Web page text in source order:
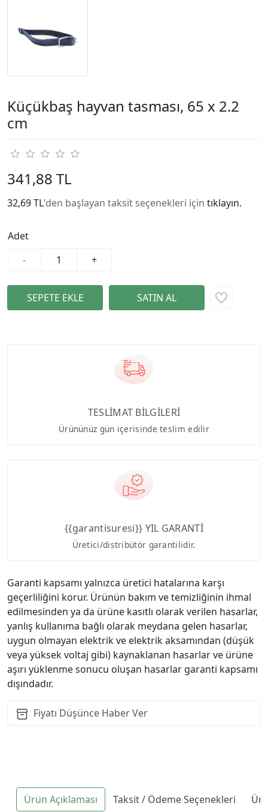
Küçükbaş hayvan tasması, 65 x 2.2
cm
341,88 TL
32,69 TL'den başlayan taksit seçenekleri için tıklayın.
Adet
-
+
TESLİMAT BİLGİLERİ
Ürününüz gün içerisinde teslim edilir
{{garantisuresi}} YIL GARANTİ
Üretici/distribütör garantilidir.
Garanti kapsamı yalnızca üretici hatalarına karşı
geçerliliğini korur. Ürünün bakım ve temizliğinin ihmal
edilmesinden ya da ürüne kasıtlı olarak verilen hasarlar,
yanlış kullanıma bağlı olarak meydana gelen hasarlar,
uygun olmayan elektrik ve elektrik aksamından (düşük
veya yüksek voltaj gibi) kaynaklanan hasarlar ve ürüne
aşırı yüklenme sonucu oluşan hasarlar garanti kapsamı
dışındadır.
Fiyatı Düşünce Haber Ver
Ürün Açıklaması Taksit / Ödeme Seçenekleri